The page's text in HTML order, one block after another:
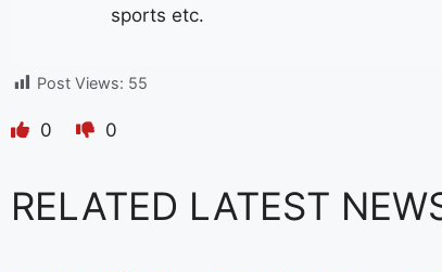
sports etc.
Post Views: 55
0 0
RELATED LATEST